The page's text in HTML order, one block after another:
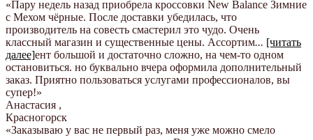
«Пару недель назад приобрела кроссовки New Balance Зимние
с Мехом чёрные. После доставки убедилась, что
производитель на совесть смастерил это чудо. Очень
классный магазин и существенные цены. Ассортим... [читать
далее]ент большой и достаточно сложно, на чем-то одном
остановиться. но буквально вчера оформила дополнительный
заказ. Приятно пользоваться услугами профессионалов, вы
супер!»
Анастасия ,
Красногорск
«Заказываю у вас не первый раз, меня уже можно смело